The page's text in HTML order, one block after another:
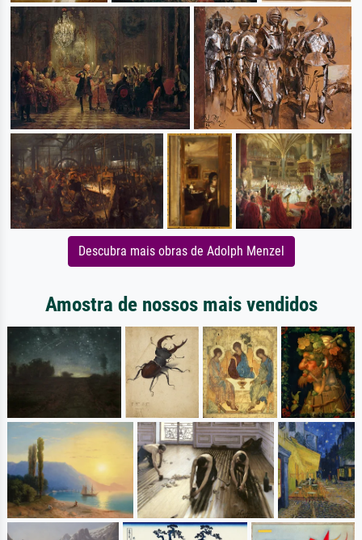
Descubra mais obras de Adolph Menzel
Amostra de nossos mais vendidos